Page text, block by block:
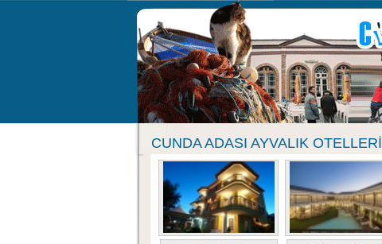
CUNDA ADASI AYVALIK OTELLERI